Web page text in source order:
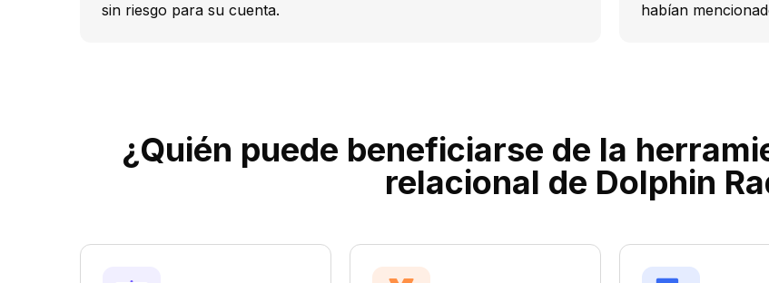
sin riesgo para su cuenta.
habían
¿Quién puede beneficiarse de la
relacional de Dolphin